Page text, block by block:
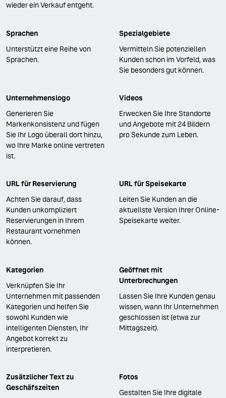
wieder ein Verkauf entgeht.
Sprachen
Unterstützt eine Reihe von
Sprachen.
Spezialgebiete
Vermitteln Sie potenziellen
Kunden schon im Vorfeld, was
Sie besonders gut können.
Unternehmenslogo
Generieren Sie
Markenkonsistenz und fügen
Sie Ihr Logo überall dort hinzu,
wo Ihre Marke online vertreten
ist.
Videos
Erwecken Sie Ihre Standorte
und Angebote mit 24 Bildern
pro Sekunde zum Leben.
URL für Reservierung
Achten Sie darauf, dass
Kunden unkompliziert
Reservierungen in Ihrem
Restaurant vornehmen
können.
URL für Speisekarte
Leiten Sie Kunden an die
aktuellste Version Ihrer Online-
Speisekarte weiter.
Kategorien
Verknüpfen Sie Ihr
Unternehmen mit passenden
Kategorien und helfen Sie
sowohl Kunden wie
intelligenten Diensten, Ihr
Angebot korrekt zu
interpretieren.
Geöffnet mit
Unterbrechungen
Lassen Sie Ihre Kunden genau
wissen, wann Ihr Unternehmen
geschlossen ist (etwa zur
Mittagszeit).
Zusätzlicher Text zu
Geschäfszeiten
Fotos
Gestalten Sie Ihre digitale